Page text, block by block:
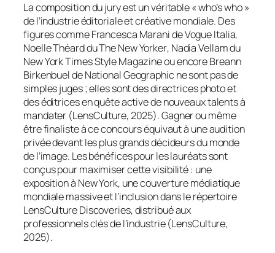
La composition du jury est un véritable « who’s who »
de l’industrie éditoriale et créative mondiale. Des
figures comme Francesca Marani deVogue Italia,
Noelle Théard duThe New Yorker, Nadia Vellam du
New York Times Style Magazineou encore Breann
Birkenbuel deNational Geographic ne sont pas de
simples juges ; elles sont des directrices photo et
des éditrices en quête active de nouveaux talents à
mandater (LensCulture, 2025). Gagner ou même
être finaliste à ce concours équivaut à une audition
privée devant les plus grands décideurs du monde
de l’image. Les bénéfices pour les lauréats sont
conçus pour maximiser cette visibilité : une
exposition à New York, une couverture médiatique
mondiale massive et l’inclusion dans le répertoire
LensCulture Discoveries, distribué aux
professionnels clés de l’industrie (LensCulture,
2025).